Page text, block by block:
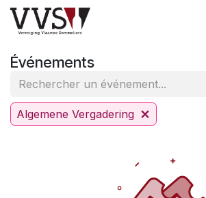
Se rendre au contenu
Événements
Algemene Vergadering